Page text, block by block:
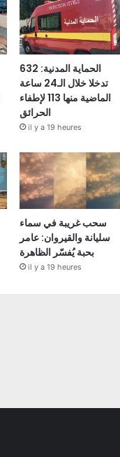
الحماية المدنية: 632
تدخلا خلال الـ24 ساعة
الماضية منها 113 لإطفاء
الحرائق
il y a 19 heures
سحب غريبة في سماء
سليانة والقيروان: عامر
بحبة يُفسّر الظاهرة
il y a 19 heures